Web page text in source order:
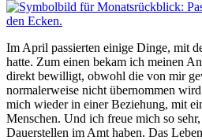
Im April passierten einige Dinge, mit
hatte. Zum einen bekam ich meinen
direkt bewilligt, obwohl die von mir
normalerweise nicht übernommen
mich wieder in einer Beziehung, mit
Menschen. Und ich freue mich so
Dauerstellen im Amt haben. Das